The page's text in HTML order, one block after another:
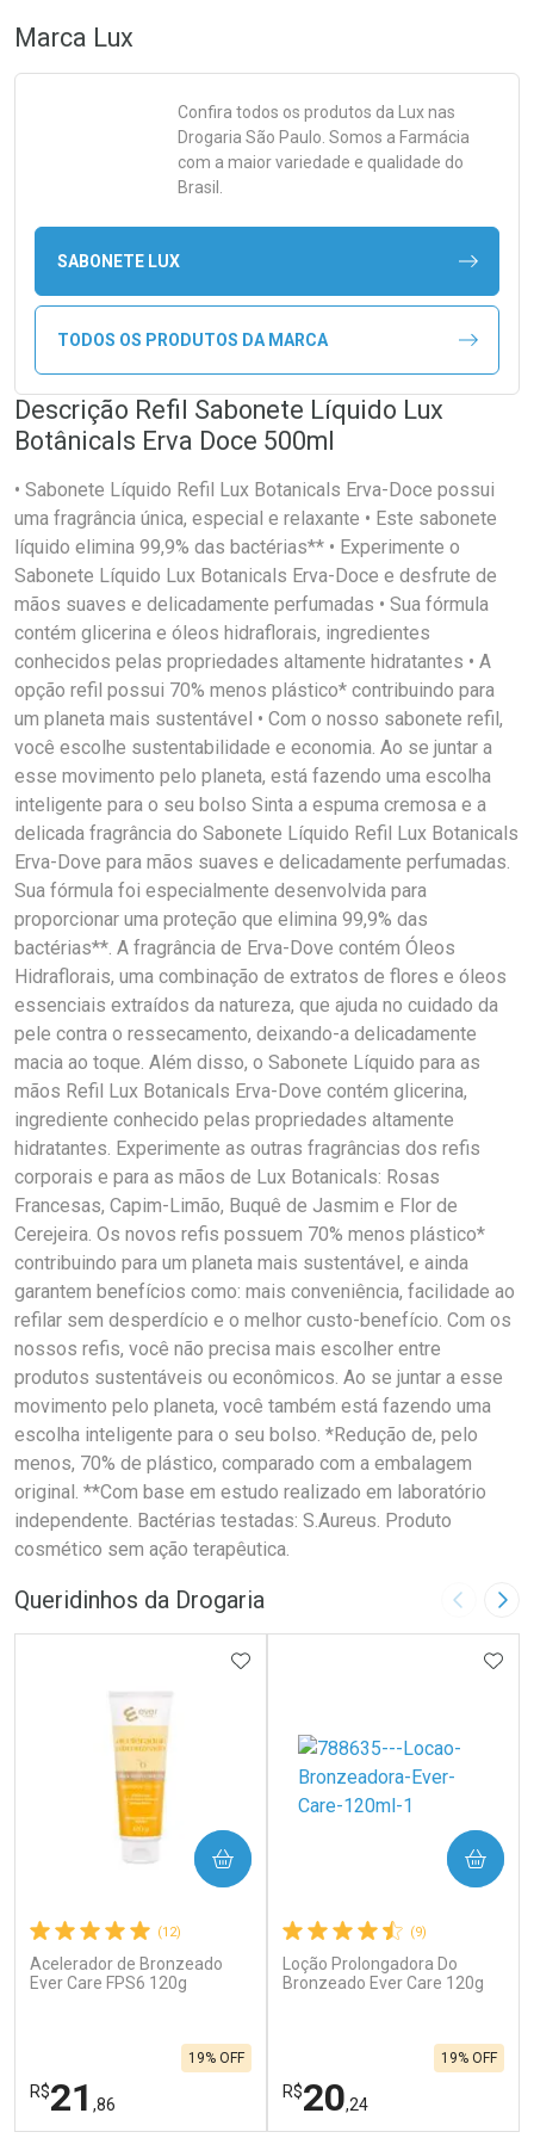
Marca Lux
Confira todos os produtos da Luxnas
Drogaria São Paulo. Somos a Farmácia
com a maior variedade e qualidade do
Brasil.
SABONETE LUX
TODOS OS PRODUTOS DA MARCA
Descrição Refil Sabonete Líquido Lux
Botânicals Erva Doce 500ml
• Sabonete Líquido Refil Lux Botanicals Erva-Doce possui
uma fragrância única, especial e relaxante • Este sabonete
líquido elimina 99,9% das bactérias** • Experimente o
Sabonete Líquido Lux Botanicals Erva-Doce e desfrute de
mãos suaves e delicadamente perfumadas • Sua fórmula
contém glicerina e óleos hidraflorais, ingredientes
conhecidos pelas propriedades altamente hidratantes • A
opção refil possui 70% menos plástico* contribuindo para
um planeta mais sustentável • Com o nosso sabonete refil,
você escolhe sustentabilidade e economia. Ao se juntar a
esse movimento pelo planeta, está fazendo uma escolha
inteligente para o seu bolso Sinta a espuma cremosa e a
delicada fragrância do Sabonete Líquido Refil Lux Botanicals
Erva-Dove para mãos suaves e delicadamente perfumadas.
Sua fórmula foi especialmente desenvolvida para
proporcionar uma proteção que elimina 99,9% das
bactérias**. A fragrância de Erva-Dove contém Óleos
Hidraflorais, uma combinação de extratos de flores e óleos
essenciais extraídos da natureza, que ajuda no cuidado da
pele contra o ressecamento, deixando-a delicadamente
macia ao toque. Além disso, o Sabonete Líquido para as
mãos Refil Lux Botanicals Erva-Dove contém glicerina,
ingrediente conhecido pelas propriedades altamente
hidratantes. Experimente as outras fragrâncias dos refis
corporais e para as mãos de Lux Botanicals: Rosas
Francesas, Capim-Limão, Buquê de Jasmim e Flor de
Cerejeira. Os novos refis possuem 70% menos plástico*
contribuindo para um planeta mais sustentável, e ainda
garantem benefícios como: mais conveniência, facilidade ao
refilar sem desperdício e o melhor custo-benefício. Com os
nossos refis, você não precisa mais escolher entre
produtos sustentáveis ou econômicos. Ao se juntar a esse
movimento pelo planeta, você também está fazendo uma
escolha inteligente para o seu bolso. *Redução de, pelo
menos, 70% de plástico, comparado com a embalagem
original. **Com base em estudo realizado em laboratório
independente. Bactérias testadas: S.Aureus. Produto
cosmético sem ação terapêutica.
Queridinhos da Drogaria Imagem
(12)
Acelerador de Bronzeado
Ever Care FPS6 120g
R$21 ,86
19% OFF
ADICIONAR AOS FAVORITOS
COMPRAR
(9)
Loção Prolongadora Do
Bronzeado Ever Care 120g
R$20,24
19% OFF
COMPRAR